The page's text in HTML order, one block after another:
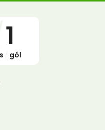
1
gól